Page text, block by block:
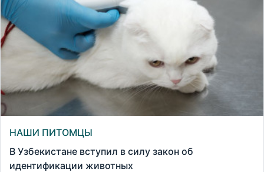
НАШИ ПИТОМЦЫ
В Узбекистане вступил в силу закон об
идентификации животных